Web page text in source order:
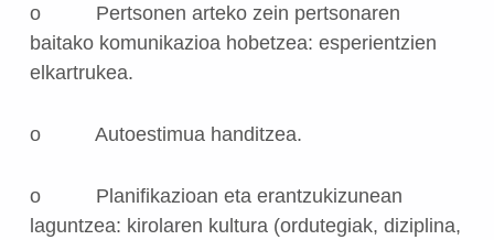
o
Pertsonen arteko zein pertsonaren
baitako komunikazioa hobetzea: esperientzien
elkartrukea.
o Autoestimua handitzea.
o
Planifikazioan eta erantzukizunean
laguntzea: kirolaren kultura (ordutegiak, diziplina,